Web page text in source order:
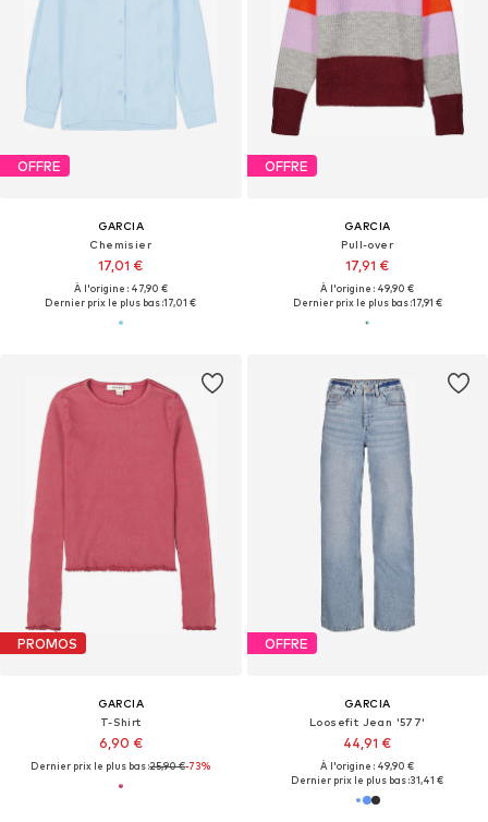
OFFRE
GARCIA
Chemisier
17,01 €
À l'origine : 47,90 €
Dernier prix le plus bas :17,01 €
OFFRE
GARCIA
Pull-over
17,91 €
À l'origine : 49,90 €
Dernier prix le plus bas :17,91 €
PROMOS
GARCIA
T-Shirt
6,90 €
Dernier prix le plus bas :25,90 €-73%
OFFRE
GARCIA
Loosefit Jean '577'
44,91 €
À l'origine : 49,90 €
Dernier prix le plus bas :31,41 €